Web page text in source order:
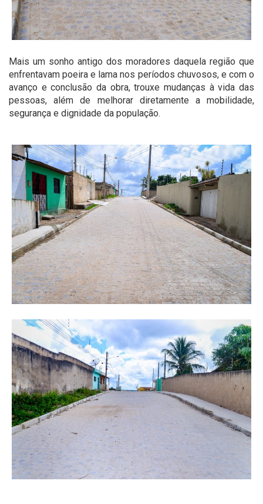
Mais um sonho antigo dos moradores daquela região que
enfrentavam poeira e lama nos períodos chuvosos, e com o
avanço e conclusão da obra, trouxe mudanças à vida das
pessoas, além de melhorar diretamente a mobilidade,
segurança e dignidade da população.